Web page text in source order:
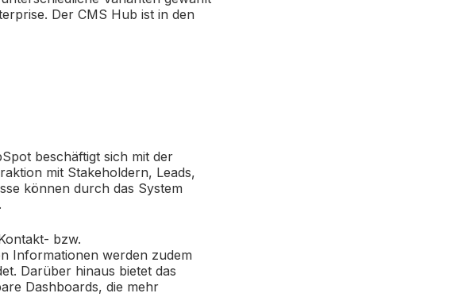
Der CMS Hub ist in den
beschäftigt sich mit der
mit Stakeholdern, Leads,
können durch das System
bzw.
Informationen werden zudem
Darüber hinaus bietet das
Dashboards, die mehr